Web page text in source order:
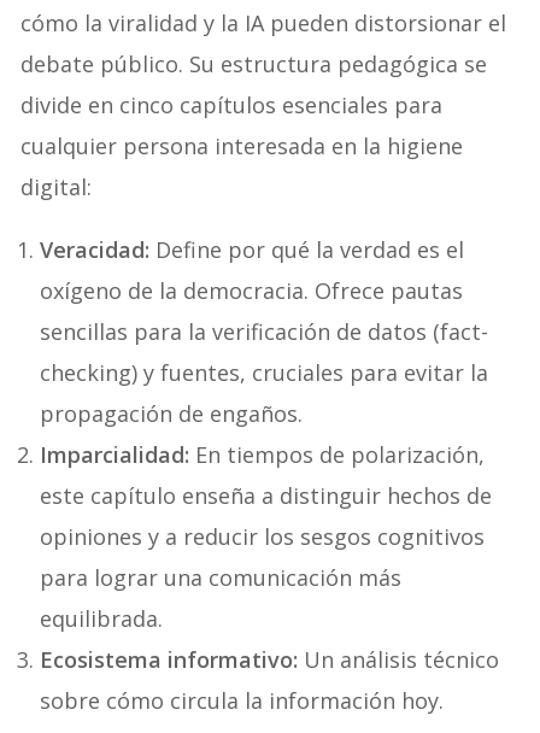
cómo la viralidad y la IA pueden distorsionar el
debate público. Su estructura pedagógica se
divide en cinco capítulos esenciales para
cualquier persona interesada en la higiene
digital:
Veracidad: Define por qué la verdad es el
oxígeno de la democracia. Ofrece pautas
sencillas para la verificación de datos (fact-
checking) y fuentes, cruciales para evitar la
propagación de engaños.
Imparcialidad: En tiempos de polarización,
este capítulo enseña a distinguir hechos de
opiniones y a reducir los sesgos cognitivos
para lograr una comunicación más
equilibrada.
Ecosistema informativo: Un análisis técnico
sobre cómo circula la información hoy.